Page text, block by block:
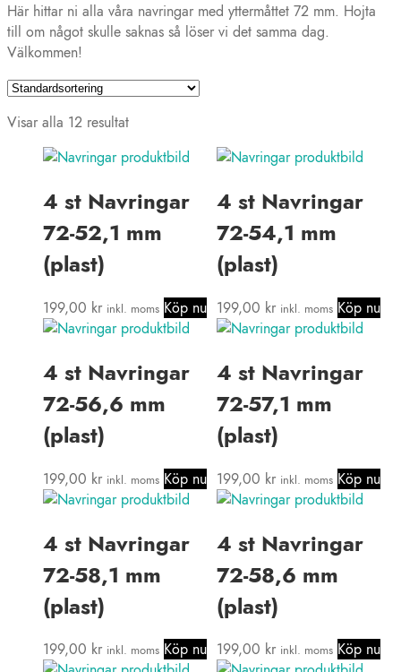
Här hittar ni alla våra navringar med yttermåttet 72 mm. Hojta
till om något skulle saknas så löser vi det samma dag.
Välkommen!
Visar alla 12 resultat
4 st Navringar
72-52,1 mm
(plast)
199,00 kr inkl. moms Köp nu
4 st Navringar
72-54,1 mm
(plast)
199,00 kr inkl. moms Köp nu
4 st Navringar
72-56,6 mm
(plast)
199,00 kr inkl. moms Köp nu
4 st Navringar
72-57,1 mm
(plast)
199,00 kr inkl. moms Köp nu
4 st Navringar
72-58,1 mm
(plast)
199,00 kr inkl. moms Köp nu
4 st Navringar
72-58,6 mm
(plast)
199,00 kr inkl. moms Köp nu